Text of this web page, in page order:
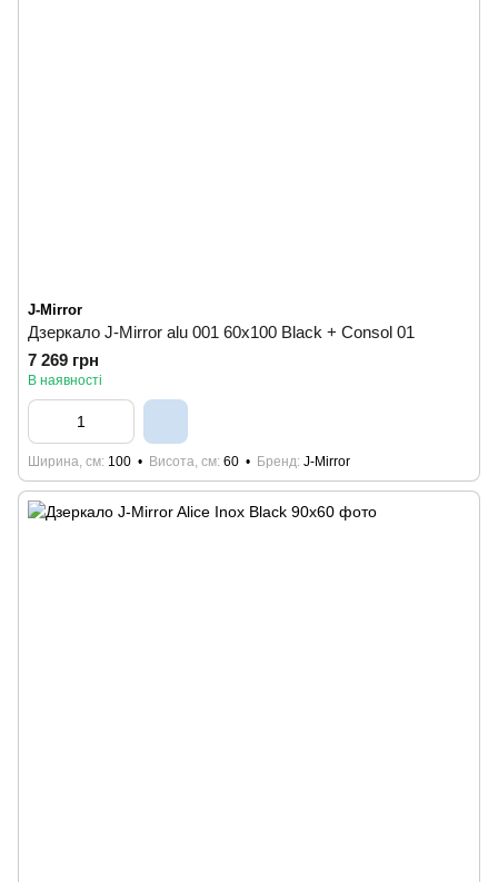
J-Mirror
Дзеркало J-Mirror alu 001 60x100 Black + Consol 01
7 269 грн
В наявності
Ширина, см 100 Висота, см 60 Бренд J-Mirror